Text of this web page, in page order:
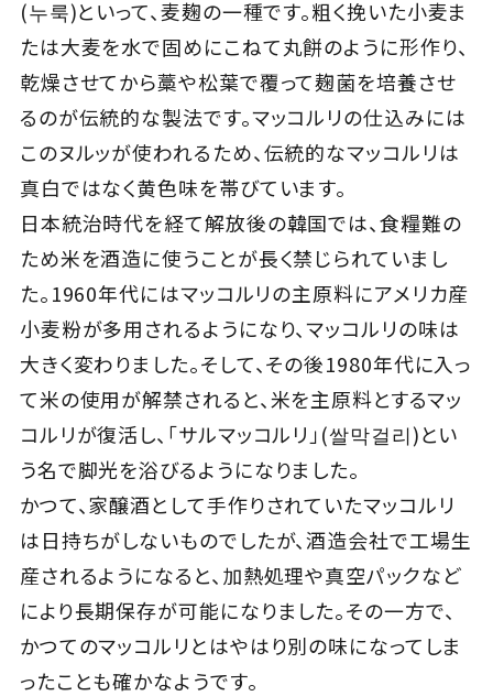
(누룩)といって、麦麹の一種です。粗く挽いた小麦ま
たは大麦を水で固めにこねて丸餅のように形作り、
乾燥させてから藁や松葉で覆って麹菌を培養させ
るのが伝統的な製法です。マッコルリの仕込みには
このヌルッが使われるため、伝統的なマッコルリは
真白ではなく黄色味を帯びています。
日本統治時代を経て解放後の韓国では、食糧難の
ため米を酒造に使うことが長く禁じられていまし
た。1960年代にはマッコルリの主原料にアメリカ産
小麦粉が多用されるようになり、マッコルリの味は
大きく変わりました。そして、その後1980年代に入っ
て米の使用が解禁されると、米を主原料とするマッ
コルリが復活し、「サルマッコルリ」(쌀막걸리)とい
う名で脚光を浴びるようになりました。
かつて、家醸酒として手作りされていたマッコルリ
は日持ちがしないものでしたが、酒造会社で工場生
産されるようになると、加熱処理や真空パックなど
により長期保存が可能になりました。その一方で、
かつてのマッコルリとはやはり別の味になってしま
ったことも確かなようです。